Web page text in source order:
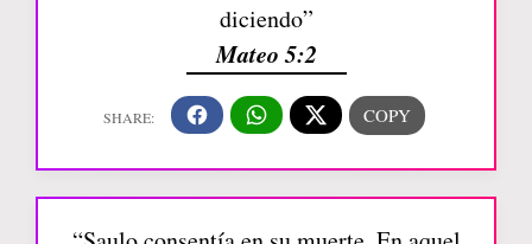
diciendo”
Mateo 5:2